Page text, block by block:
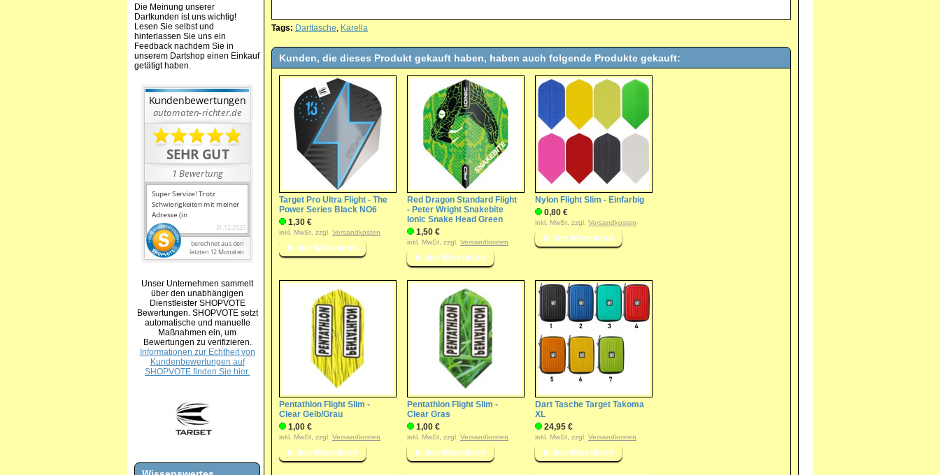
Die Meinung unserer
Dartkunden ist uns wichtig!
Lesen Sie selbst und
hinterlassen Sie uns ein
Feedback nachdem Sie in
unserem Dartshop einen Einkauf
getätigt haben.
Unser Unternehmen sammelt
über den unabhängigen
Dienstleister SHOPVOTE
Bewertungen. SHOPVOTE setzt
automatische und manuelle
Maßnahmen ein, um
Bewertungen zu verifizieren.
Informationen zur Echtheit von
Kundenbewertungen auf
SHOPVOTE finden Sie hier.
Tags: Darttasche, Karella
Kunden, die dieses Produkt gekauft haben, haben auch folgende Produkte gekauft:
Target Pro Ultra Flight - The
Power Series Black NO6
1,30 €
inkl. MwSt, zzgl. Versandkosten
Red Dragon Standard Flight
- Peter Wright Snakebite
Ionic Snake Head Green
1,50 €
inkl. MwSt, zzgl. Versandkosten
Nylon Flight Slim - Einfarbig
0,80 €
inkl. MwSt, zzgl. Versandkosten
Pentathlon Flight Slim -
Clear Gelb/Grau
1,00 €
inkl. MwSt, zzgl. Versandkosten
Pentathlon Flight Slim -
Clear Gras
1,00 €
inkl. MwSt, zzgl. Versandkosten
Dart Tasche Target Takoma
XL
24,95 €
inkl. MwSt, zzgl. Versandkosten